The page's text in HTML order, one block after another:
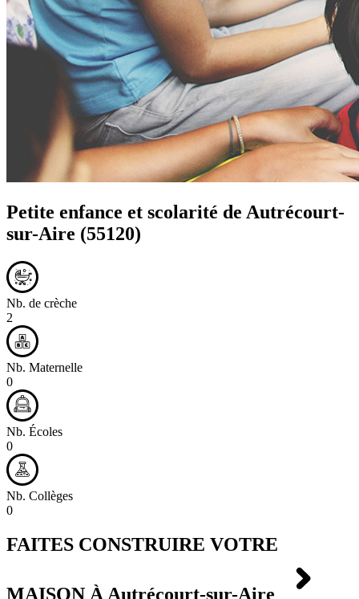
Petite enfance et scolarité de Autrécourt-
sur-Aire (55120)
Nb. de crèche
2
Nb. Maternelle
0
Nb. Écoles
0
Nb. Collèges
0
FAITES CONSTRUIRE VOTRE
MAISON ÀAutrécourt-sur-Aire